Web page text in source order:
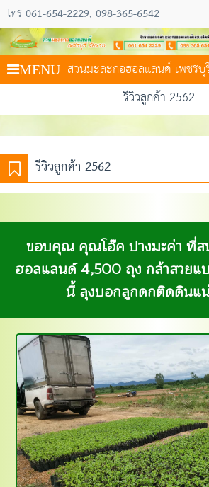
โทร 061-654-2229 098-365-6542
MENU สวนมะละกอฮอลแลนด์ เพชร
รีวิวลูกค้า 2562
รีวิวลูกค้า 2562
ขอบคุณ คุณโอ๊ค ปางมะค่า ที่
ฮอลแลนด์ 4,500 ถุง กล้าสวยแ
นี้ ลุงบอกลูกดกติดดินแ